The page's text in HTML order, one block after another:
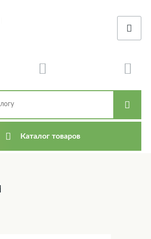
Каталог товаров